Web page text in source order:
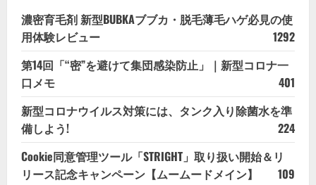
濃密育毛剤 新型BUBKAブブカ・脱毛薄毛ハゲ必見の使
用体験レビュー
1292
第14回「“密”を避けて集団感染防止」｜新型コロナ一
口メモ
401
新型コロナウイルス対策には、タンク入り除菌水を準
備しよう!
224
Cookie同意管理ツール「STRIGHT」取り扱い開始＆リ
リース記念キャンペーン【ムームードメイン】
109